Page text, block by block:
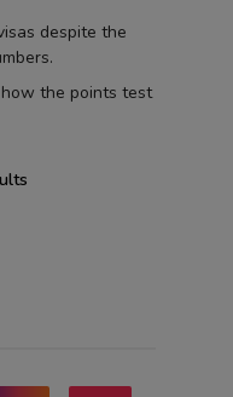
despite the
the points test